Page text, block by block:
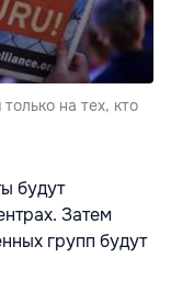
на тех, кто
будут
Затем
групп будут